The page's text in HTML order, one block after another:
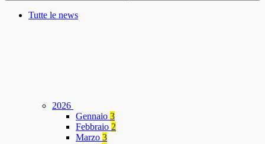
Tutte le news
2026
Gennaio 3
Febbraio 2
Marzo 3